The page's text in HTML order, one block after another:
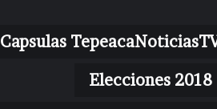
Capsulas
Elecciones 2018